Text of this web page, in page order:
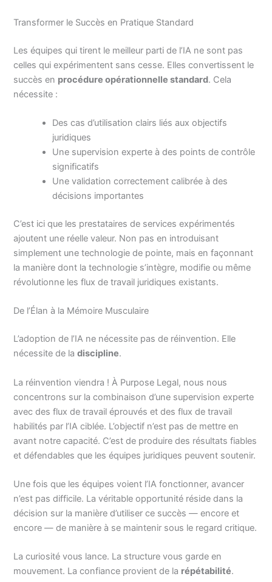
Transformer le Succès en Pratique Standard
Les équipes qui tirent le meilleur parti de l’IA ne sont pas
celles qui expérimentent sans cesse. Elles convertissent le
succès en procédure opérationnelle standard. Cela
nécessite :
Des cas d’utilisation clairs liés aux objectifs
juridiques
Une supervision experte à des points de contrôle
significatifs
Une validation correctement calibrée à des
décisions importantes
C’est ici que les prestataires de services expérimentés
ajoutent une réelle valeur. Non pas en introduisant
simplement une technologie de pointe, mais en façonnant
la manière dont la technologie s’intègre, modifie ou même
révolutionne les flux de travail juridiques existants.
De l’Élan à la Mémoire Musculaire
L’adoption de l’IA ne nécessite pas de réinvention. Elle
nécessite de ladiscipline.
La réinvention viendra ! À Purpose Legal, nous nous
concentrons sur la combinaison d’une supervision experte
avec des flux de travail éprouvés et des flux de travail
habilités par l’IA ciblée. L’objectif n’est pas de mettre en
avant notre capacité. C’est de produire des résultats fiables
et défendables que les équipes juridiques peuvent soutenir.
Une fois que les équipes voient l’IA fonctionner, avancer
n’est pas difficile. La véritable opportunité réside dans la
décision sur la manière d’utiliser ce succès — encore et
encore — de manière à se maintenir sous le regard critique.
La curiosité vous lance. La structure vous garde en
mouvement. La confiance provient de la répétabilité.